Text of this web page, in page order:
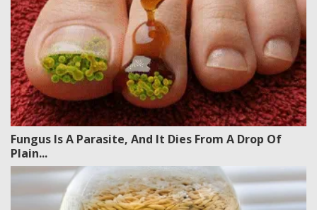
Fungus Is A Parasite, And It Dies From A Drop Of
Plain...